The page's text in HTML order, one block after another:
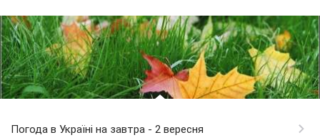
Погода в Україні на завтра - 2 вересня